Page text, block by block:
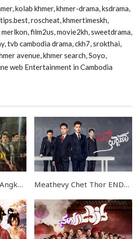
kolab khmer, khmer-drama, ksdrama,
roscheat, khmertimeskh,
film2us, movie2kh, sweetdrama,
tvb cambodia drama, ckh7, srokthai,
avenue, khmer search, Soyo,
web Entertainment in Cambodia
Phneak Ngear Phka Angkea Sil EP32 Meathevy Chet Thor END64